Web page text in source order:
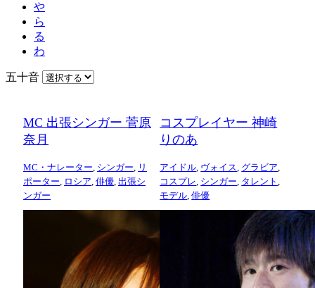
や
ら
る
わ
五十音
MC 出張シンガー 菅原
奈月
MC・ナレーター, シンガー, リ
ポーター, ロシア, 俳優, 出張シ
ンガー
コスプレイヤー 神崎
りのあ
アイドル, ヴォイス, グラビア,
コスプレ, シンガー, タレント,
モデル,俳優